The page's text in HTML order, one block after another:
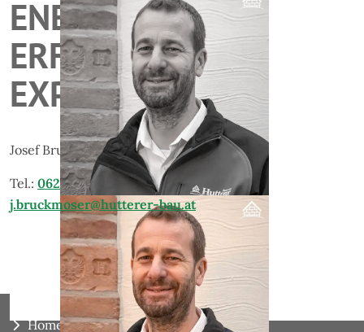
ENERGIE.
ERFAHRENER.
EXPERTE.
Josef Bruckmoser
Tel.: 06215/8304
j.bruckmoser@hutterer-bau.at
Home